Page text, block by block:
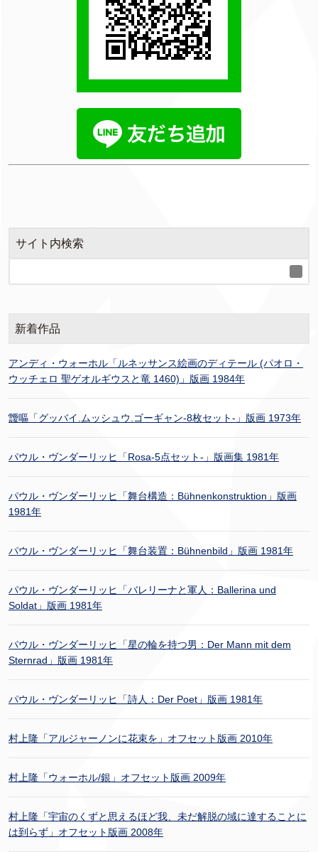
サイト内検索
新着作品
アンディ・ウォーホル「ルネッサンス絵画のディテール (パオロ・
ウッチェロ 聖ゲオルギウスと竜 1460)」版画 1984年
靉嘔「グッバイ.ムッシュウ.ゴーギャン-8枚セット-」版画 1973年
パウル・ヴンダーリッヒ「Rosa-5点セット-」版画集 1981年
パウル・ヴンダーリッヒ「舞台構造：Bühnenkonstruktion」版画
1981年
パウル・ヴンダーリッヒ「舞台装置：Bühnenbild」版画 1981年
パウル・ヴンダーリッヒ「バレリーナと軍人：Ballerina und
Soldat」版画 1981年
パウル・ヴンダーリッヒ「星の輪を持つ男：Der Mann mit dem
Sternrad」版画 1981年
パウル・ヴンダーリッヒ「詩人：Der Poet」版画 1981年
村上隆「アルジャーノンに花束を」オフセット版画 2010年
村上隆「ウォーホル/銀」オフセット版画 2009年
村上隆「宇宙のくずと思えるほど我、未だ解脱の域に達することに
は到らず」オフセット版画 2008年